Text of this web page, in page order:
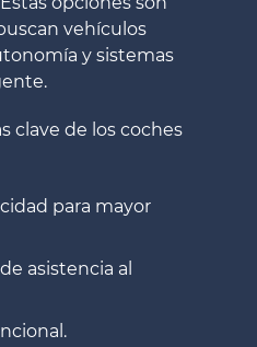
vehículos
y sistemas
clave de los coches
para mayor
asistencia al